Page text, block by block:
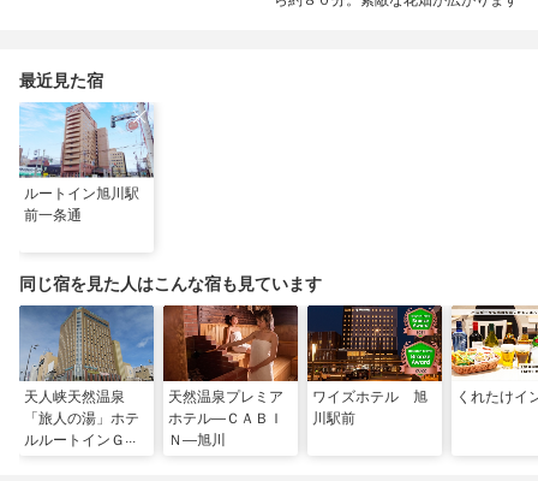
最近見た宿
ルートイン旭川駅
前一条通
同じ宿を見た人はこんな宿も見ています
天人峡天然温泉
「旅人の湯」ホテ
ルルートインＧｒ
天然温泉プレミア
ホテル―ＣＡＢＩ
Ｎ―旭川
ワイズホテル 旭
川駅前
くれたけイ